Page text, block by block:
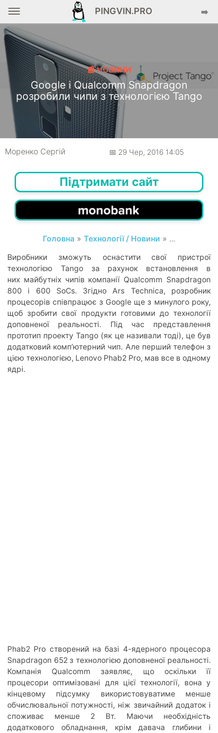
PINGVIN.PRO ➡️
📰 НОВИНИ
Google і Qualcomm Snapdragon
розробили чипи з технологією Tango
Моренко Сергій 📅 29 Чер, 2016 14:05
Підтримати сайт
Головна » Технології / Новини » ...
Виробники зможуть оснастити свої пристрої
технологією Tango за рахунок встановлення в
них майбутніх чипів компанії Qualcomm Snapdragon
800 і 600 SoCs. Згідно Ars Technica, розробник
процесорів співпрацює з Google ще з минулого року,
щоб зробити свої продукти готовими до технології
доповненої реальності. Під час представлення
прототип проекту Tango (як це називали тоді), це був
додатковий комп’ютерний чип. Але перший телефон з
цією технологією, Lenovo Phab2 Pro, мав все в одному
ядрі.
Phab2 Pro створений на базі 4-ядерного процесора
Snapdragon 652 з технологією доповненої реальності.
Компанія Qualcomm заявляє, що оскільки її
процесори оптимізовані для цієї технології, вона у
кінцевому підсумку використовуватиме менше
обчислювальної потужності, ніж звичайний додаток і
споживає менше 2 Вт. Маючи необхідність
додаткового обладнання, крім давача глибини і